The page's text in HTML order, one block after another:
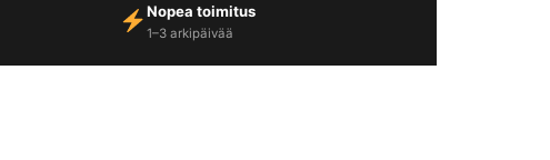
Nopea toimitus
1–3 arkipäivää